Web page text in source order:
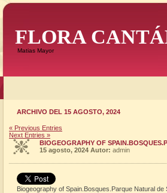
FLORA
Matias Mayor
ARCHIVO DEL 15 AGOSTO, 2024
« Previous Entries
Next Entries »
BIOGEOGRAPHY OF
15 agosto, 2024 Autor: admin
Biogeography of Spain.Bosques.Parque Natural